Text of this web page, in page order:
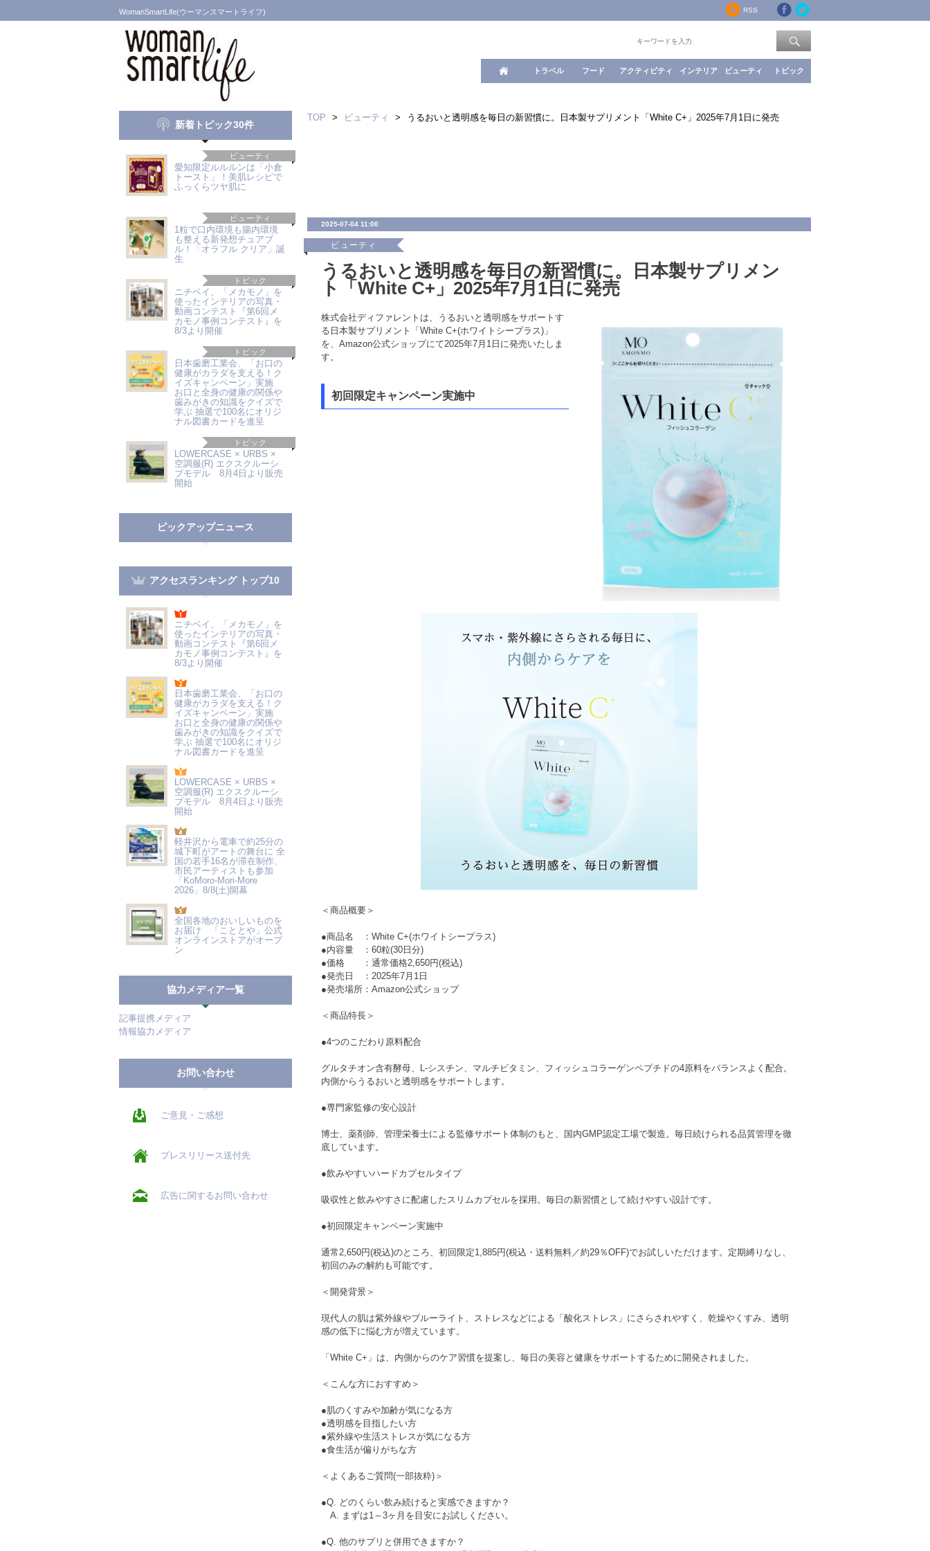
WomanSmartLife(ウーマンスマートライフ) RSS
トラベル フード アクティビティ インテリア ビューティ トピック
新着トピック30件
ビューティ
愛知限定ルルルンは「小倉
トースト」！美肌レシピで
ふっくらツヤ肌に
ビューティ
1粒で口内環境も腸内環境
も整える新発想チュアブ
ル！「オラフル クリア」誕
生
トピック
ニチベイ、「メカモノ」を
使ったインテリアの写真・
動画コンテスト『第6回メ
カモノ事例コンテスト』を
8/3より開催
トピック
日本歯磨工業会、「お口の
健康がカラダを支える！ク
イズキャンペーン」実施
お口と全身の健康の関係や
歯みがきの知識をクイズで
学ぶ 抽選で100名にオリジ
ナル図書カードを進呈
トピック
LOWERCASE × URBS ×
空調服(R) エクスクルーシ
ブモデル 8月4日より販売
開始
ピックアップニュース
アクセスランキング トップ10
ニチベイ、「メカモノ」を
使ったインテリアの写真・
動画コンテスト『第6回メ
カモノ事例コンテスト』を
8/3より開催
日本歯磨工業会、「お口の
健康がカラダを支える！ク
イズキャンペーン」実施
お口と全身の健康の関係や
歯みがきの知識をクイズで
学ぶ 抽選で100名にオリジ
ナル図書カードを進呈
LOWERCASE × URBS ×
空調服(R) エクスクルーシ
ブモデル 8月4日より販売
開始
軽井沢から電車で約25分の
城下町がアートの舞台に 全
国の若手16名が滞在制作、
市民アーティストも参加
「KoMoro-Mori-More
2026」8/8(土)開幕
全国各地のおいしいものを
お届け 「こととや」公式
オンラインストアがオープ
ン
協力メディア一覧
記事提携メディア
情報協力メディア
お問い合わせ
ご意見・ご感想
プレスリリース送付先
広告に関するお問い合わせ
TOP > ビューティ > うるおいと透明感を毎日の新習慣に。日本製サプリメント「White C+」2025年7月1日に発売
2025-07-04 11:00
ビューティ
うるおいと透明感を毎日の新習慣に。日本製サプリメン
ト「White C+」2025年7月1日に発売
株式会社ディファレントは、うるおいと透明感をサポートす
る日本製サプリメント「White C+(ホワイトシープラス)」
を、Amazon公式ショップにて2025年7月1日に発売いたしま
す。
初回限定キャンペーン実施中
＜商品概要＞
●商品名 ：White C+(ホワイトシープラス)
●内容量 ：60粒(30日分)
●価格 ：通常価格2,650円(税込)
●発売日 ：2025年7月1日
●発売場所：Amazon公式ショップ
＜商品特長＞
●4つのこだわり原料配合
グルタチオン含有酵母、L-シスチン、マルチビタミン、フィッシュコラーゲンペプチドの4原料をバランスよく配合。
内側からうるおいと透明感をサポートします。
●専門家監修の安心設計
博士、薬剤師、管理栄養士による監修サポート体制のもと、国内GMP認定工場で製造。毎日続けられる品質管理を徹
底しています。
●飲みやすいハードカプセルタイプ
吸収性と飲みやすさに配慮したスリムカプセルを採用。毎日の新習慣として続けやすい設計です。
●初回限定キャンペーン実施中
通常2,650円(税込)のところ、初回限定1,885円(税込・送料無料／約29％OFF)でお試しいただけます。定期縛りなし、
初回のみの解約も可能です。
＜開発背景＞
現代人の肌は紫外線やブルーライト、ストレスなどによる「酸化ストレス」にさらされやすく、乾燥やくすみ、透明
感の低下に悩む方が増えています。
「White C+」は、内側からのケア習慣を提案し、毎日の美容と健康をサポートするために開発されました。
＜こんな方におすすめ＞
●肌のくすみや加齢が気になる方
●透明感を目指したい方
●紫外線や生活ストレスが気になる方
●食生活が偏りがちな方
＜よくあるご質問(一部抜粋)＞
●Q. どのくらい飲み続けると実感できますか？
A. まずは1～3ヶ月を目安にお試しください。
●Q. 他のサプリと併用できますか？